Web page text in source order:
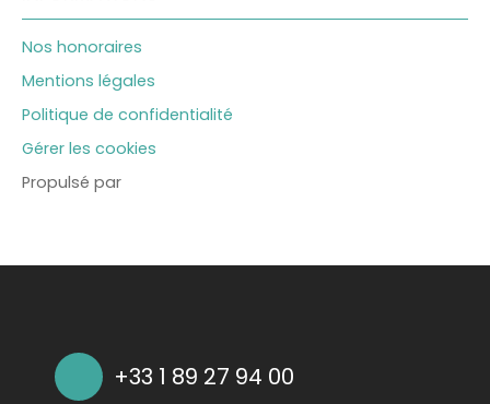
Nos honoraires
Mentions légales
Politique de confidentialité
Gérer les cookies
Propulsé par
+33 1 89 27 94 00